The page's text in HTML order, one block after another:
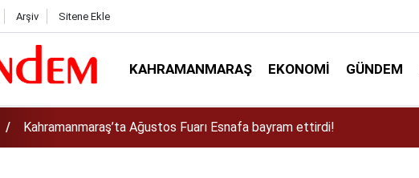
Arşiv Sitene Ekle
KAHRAMANMARAŞ EKONOMI GÜNDEM
Kahramanmaraş’ta Dulkadiroğlu Kırsalına 45 Milyonluk Yol Yatırımı!